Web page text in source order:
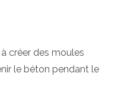
créer des moules
le béton pendant le